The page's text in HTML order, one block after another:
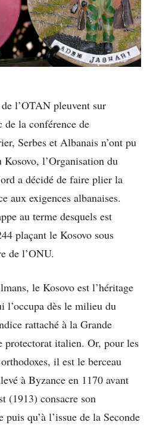
l’OTAN pleuvent sur
de la conférence de
Serbes et Albanais n’ont pu
Kosovo, l’Organisation du
a décidé de faire plier la
aux exigences albanaises.
au terme desquels est
plaçant le Kosovo sous
de l’ONU.
le Kosovo est l’héritage
l’occupa dès le milieu du
rattaché à la Grande
protectorat italien. Or, pour les
il est le berceau
à Byzance en 1170 avant
(1913) consacre son
puis qu’à l’issue de la Seconde